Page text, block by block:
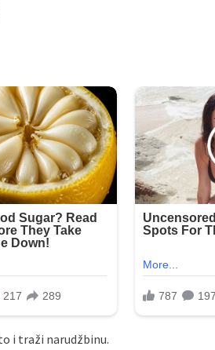
i traži narudžbinu.